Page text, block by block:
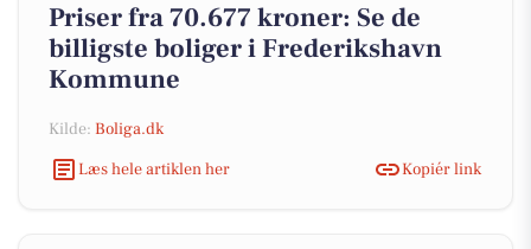
Priser fra 70.677 kroner: Se de
billigste boliger i Frederikshavn
Kommune
Kilde: Boliga.dk
Læs hele artiklen her
Kopiér link